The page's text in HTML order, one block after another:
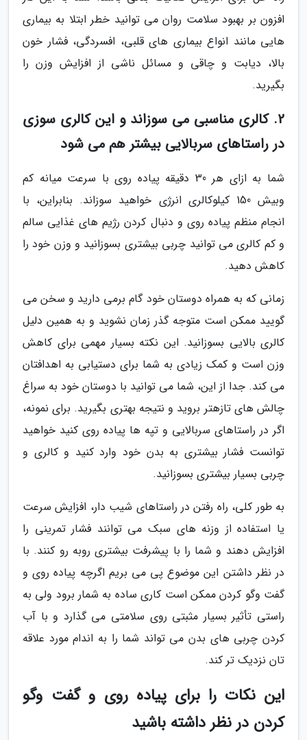
افزون بر بهبود سلامت روان می توانید خطر ابتلا به بیماری
هایی مانند انواع بیماری های قلبی، افسردگی، فشار خون
بالا، دیابت و چاقی و مسائل ناشی از افزایش وزن را
بگیرید.
2. کالری مناسبی می سوزاند و این کالری سوزی
در راستاهای سربالایی بیشتر هم می شود
شما به ازای هر 30 دقیقه پیاده روی با سرعت میانه کم
وبیش 150 کیلوکالری انرژی خواهید سوزاند. بنابراین، با
انجام منظم پیاده روی و دنبال کردن رژیم های غذایی سالم
و کم کالری می توانید چربی بیشتری بسوزانید و وزن خود را
کاهش دهید.
زمانی که به همراه دوستان خود گام برمی دارید و سخن می
گویید ممکن است متوجه گذر زمان نشوید و به همین دلیل
کالری بالایی بسوزانید. این نکته بسیار مهمی برای کاهش
وزن است و کمک زیادی به شما برای دستیابی به اهدافتان
می کند. جدا از این، شما می توانید با دوستان خود به سراغ
چالش های تازهتر بروید و نتیجه بهتری بگیرید. برای نمونه،
اگر در راستاهای سربالایی و تپه ها پیاده روی کنید خواهید
توانست فشار بیشتری به بدن خود وارد کنید و کالری و
چربی بسیار بیشتری بسوزانید.
به طور کلی، راه رفتن در راستاهای شیب دار، افزایش سرعت
یا استفاده از وزنه های سبک می توانند فشار تمرینی را
افزایش دهند و شما را با پیشرفت بیشتری روبه رو کنند. با
در نظر داشتن این موضوع پی می بریم اگرچه پیاده روی و
گفت وگو کردن ممکن است کاری ساده به شمار برود ولی به
راستی تأثیر بسیار مثبتی روی سلامتی می گذارد و با آب
کردن چربی های بدن می تواند شما را به اندام مورد علاقه
تان نزدیک تر کند.
این نکات را برای پیاده روی و گفت وگو
کردن در نظر داشته باشید